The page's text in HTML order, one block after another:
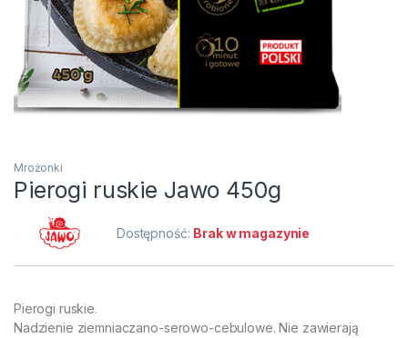
Mrożonki
Pierogi ruskie Jawo 450g
Dostępność: Brak w magazynie
Pierogi ruskie.
Nadzienie ziemniaczano-serowo-cebulowe. Nie zawierają